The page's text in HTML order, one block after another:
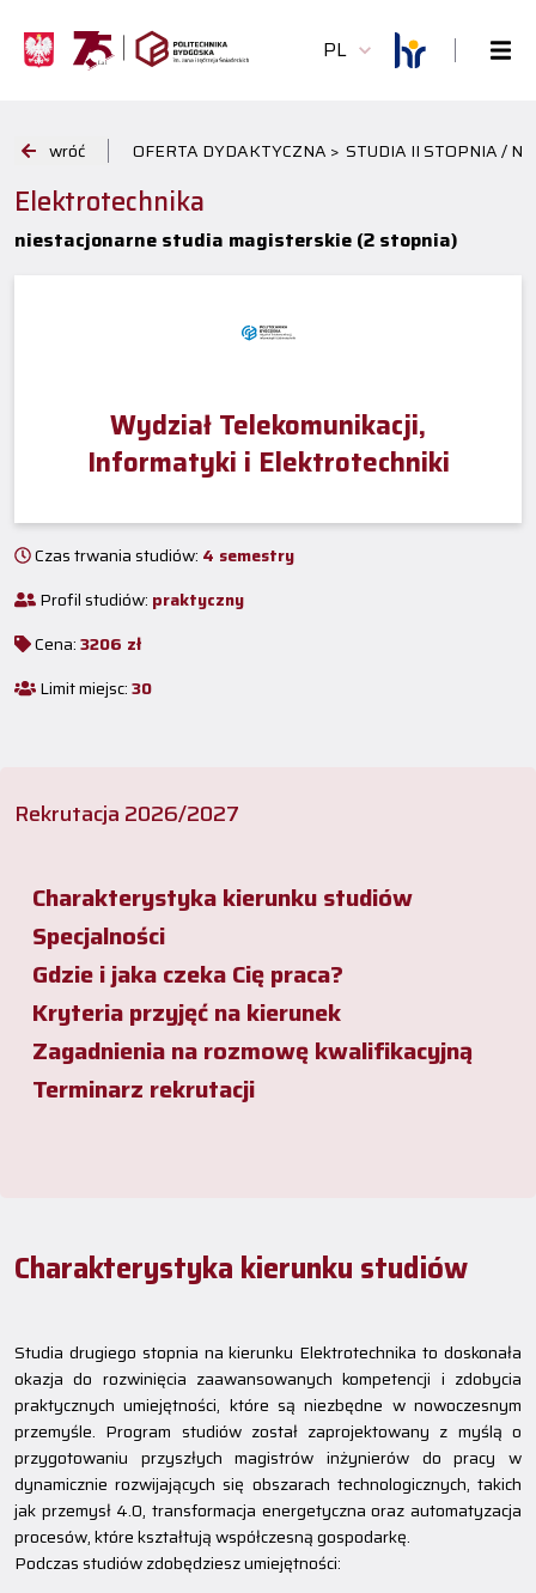
PL
wróć OFERTA DYDAKTYCZNA > STUDIA II STOPNIA /
Elektrotechnika
niestacjonarne studia magisterskie (2 stopnia)
Wydział Telekomunikacji,
Informatyki i Elektrotechniki
Czas trwania studiów: 4 semestry
Profil studiów: praktyczny
Cena:3206 zł
Limit miejsc:30
Rekrutacja 2026/2027
Charakterystyka kierunku studiów
Specjalności
Gdzie i jaka czeka Cię praca?
Kryteria przyjęć na kierunek
Zagadnienia na rozmowę kwalifikacyjną
Terminarz rekrutacji
Charakterystyka kierunku studiów
Studia drugiego stopnia na kierunku Elektrotechnika to doskonała
okazja do rozwinięcia zaawansowanych kompetencji i zdobycia
praktycznych umiejętności, które są niezbędne w nowoczesnym
przemyśle. Program studiów został zaprojektowany z myślą o
przygotowaniu przyszłych magistrów inżynierów do pracy w
dynamicznie rozwijających się obszarach technologicznych, takich
jak przemysł 4.0, transformacja energetyczna oraz automatyzacja
procesów, które kształtują współczesną gospodarkę.
Podczas studiów zdobędziesz umiejętności: